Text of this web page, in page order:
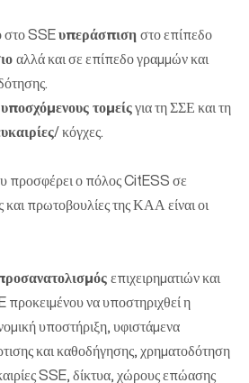
στο SSEυπεράσπιση στο επίπεδο
αλλά και σε επίπεδο γραμμών και
τομείςγια τη ΣΣΕ και τη
/ κόγχες.
προσφέρει ο πόλος CitESS σε
και πρωτοβουλίες της ΚΑΑ είναι οι
επιχειρηματιών και
να υποστηριχθεί η
υποστήριξη, υφιστάμενα
και καθοδήγησης, χρηματοδότηση
SSE, δίκτυα, χώρους επώασης